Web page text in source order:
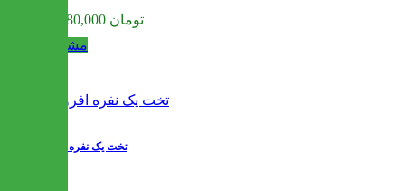
10,880,000 تومان
مشاهده
تخت یک نفره افروز